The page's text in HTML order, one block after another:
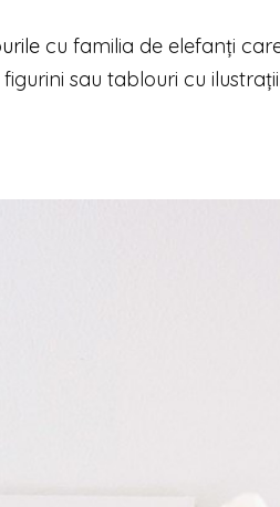
cu familia de elefanți
sau tablouri cu